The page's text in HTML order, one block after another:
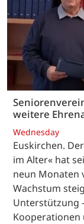
weitere
Wednesday
Euskirchen.
im Alter« hat
neun Monaten
Wachstum
Unterstützung